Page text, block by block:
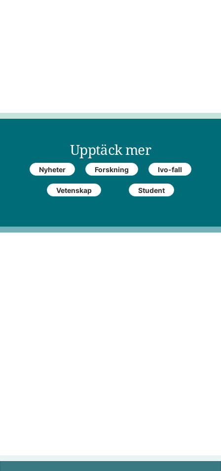
Upptäck mer
Nyheter Forskning Ivo-fall
Vetenskap Student